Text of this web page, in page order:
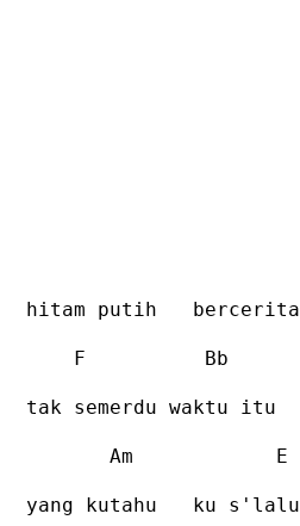
hitam putih bercerita
F Bb
tak semerdu waktu itu
Am E
yang kutahu ku s'lalu